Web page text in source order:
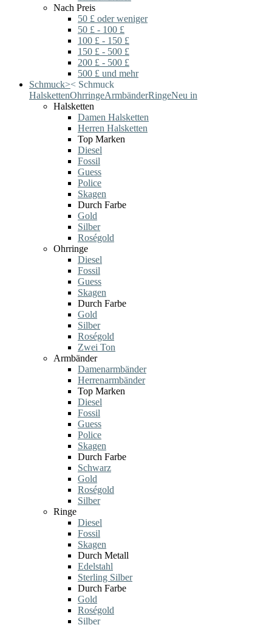
Nach Preis
50 £ oder weniger
50 £ - 100 £
100 £ - 150 £
150 £ - 500 £
200 £ - 500 £
500 £ und mehr
Schmuck>< Schmuck
HalskettenOhrringeArmbänderRingeNeu in
Halsketten
Damen Halsketten
Herren Halsketten
Top Marken
Diesel
Fossil
Guess
Police
Skagen
Durch Farbe
Gold
Silber
Roségold
Ohrringe
Diesel
Fossil
Guess
Skagen
Durch Farbe
Gold
Silber
Roségold
Zwei Ton
Armbänder
Damenarmbänder
Herrenarmbänder
Top Marken
Diesel
Fossil
Guess
Police
Skagen
Durch Farbe
Schwarz
Gold
Roségold
Silber
Ringe
Diesel
Fossil
Skagen
Durch Metall
Edelstahl
Sterling Silber
Durch Farbe
Gold
Roségold
Silber